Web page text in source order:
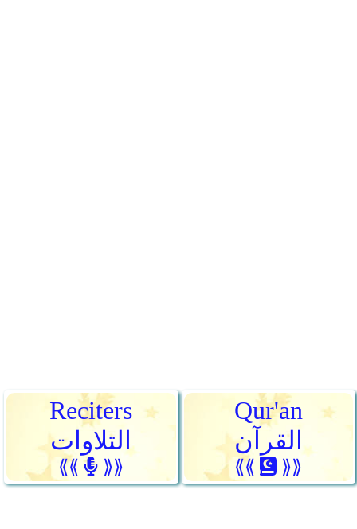
Reciters
التلاوات
⟪⟪ ⟫⟫
Qur'an
القرآن
⟪⟪ ⟫⟫